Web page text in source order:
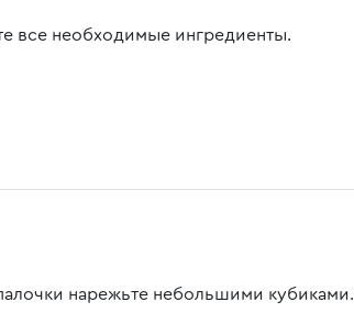
все необходимые ингредиенты.
нарежьте небольшими кубиками.